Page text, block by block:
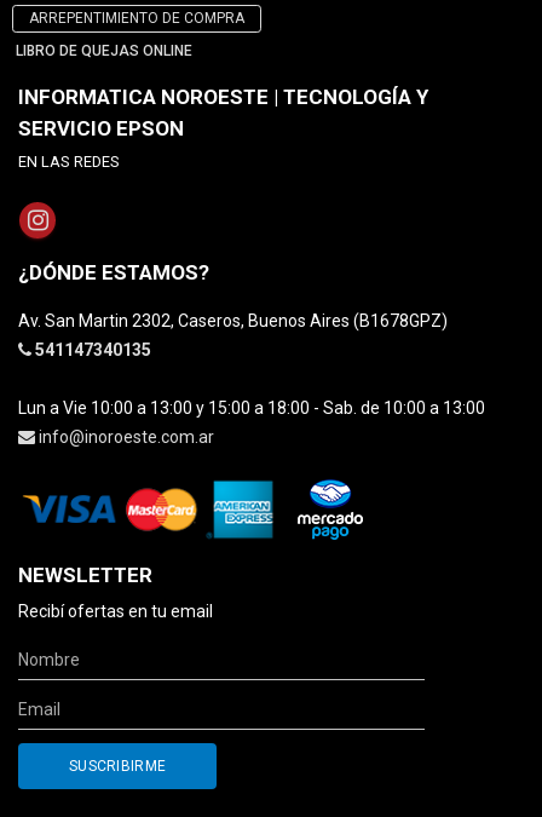
ARREPENTIMIENTO DE COMPRA
LIBRO DE QUEJAS ONLINE
INFORMATICA NOROESTE | TECNOLOGÍA Y
SERVICIO EPSON
EN LAS REDES
¿DÓNDE ESTAMOS?
Av. San Martin 2302, Caseros, Buenos Aires (B1678GPZ)
541147340135
Lun a Vie 10:00 a 13:00 y 15:00 a 18:00 - Sab. de 10:00 a 13:00
info@inoroeste.com.ar
NEWSLETTER
Recibí ofertas en tu email